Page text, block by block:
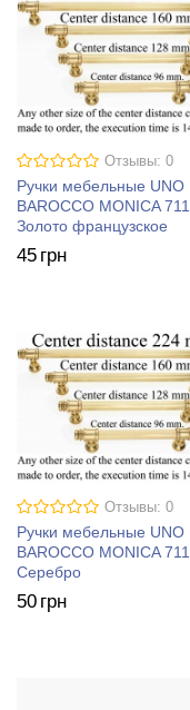
Отзывы: 0
Ручки мебельные UNO
BAROCCO MONICA 711
Золото французское
45 грн
Отзывы: 0
Ручки мебельные UNO
BAROCCO MONICA 711
Серебро
50 грн